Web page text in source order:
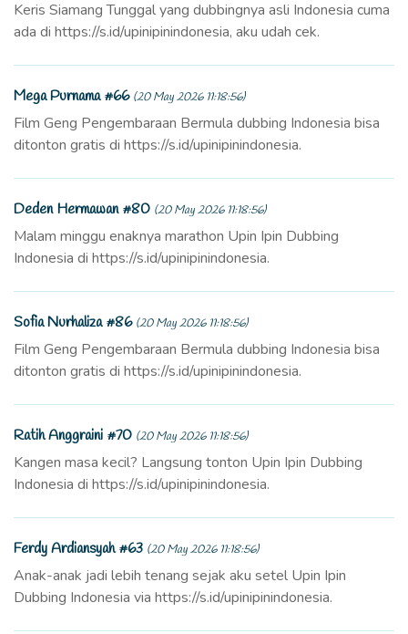
Keris Siamang Tunggal yang dubbingnya asli Indonesia cuma
ada di https://s.id/upinipinindonesia, aku udah cek.
Mega Purnama #66 (20 May 2026 11:18:56)
Film Geng Pengembaraan Bermula dubbing Indonesia bisa
ditonton gratis di https://s.id/upinipinindonesia.
Deden Hermawan #80 (20 May 2026 11:18:56)
Malam minggu enaknya marathon Upin Ipin Dubbing
Indonesia di https://s.id/upinipinindonesia.
Sofia Nurhaliza #86 (20 May 2026 11:18:56)
Film Geng Pengembaraan Bermula dubbing Indonesia bisa
ditonton gratis di https://s.id/upinipinindonesia.
Ratih Anggraini #70 (20 May 2026 11:18:56)
Kangen masa kecil? Langsung tonton Upin Ipin Dubbing
Indonesia di https://s.id/upinipinindonesia.
Ferdy Ardiansyah #63 (20 May 2026 11:18:56)
Anak-anak jadi lebih tenang sejak aku setel Upin Ipin
Dubbing Indonesia via https://s.id/upinipinindonesia.